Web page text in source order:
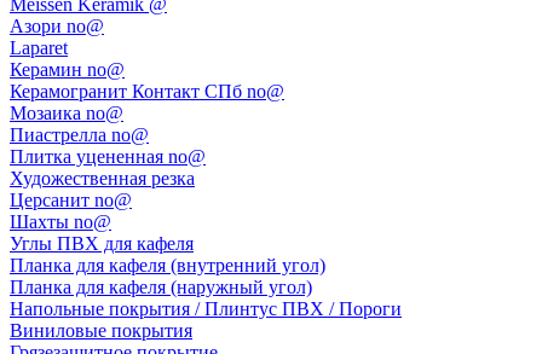
Meissen Keramik @
Азори no@
Laparet
Керамин no@
Керамогранит Контакт СПб no@
Мозаика no@
Пиастрелла no@
Плитка уцененная no@
Художественная резка
Церсанит no@
Шахты no@
Углы ПВХ для кафеля
Планка для кафеля (внутренний угол)
Планка для кафеля (наружный угол)
Напольные покрытия / Плинтус ПВХ / Пороги
Виниловые покрытия